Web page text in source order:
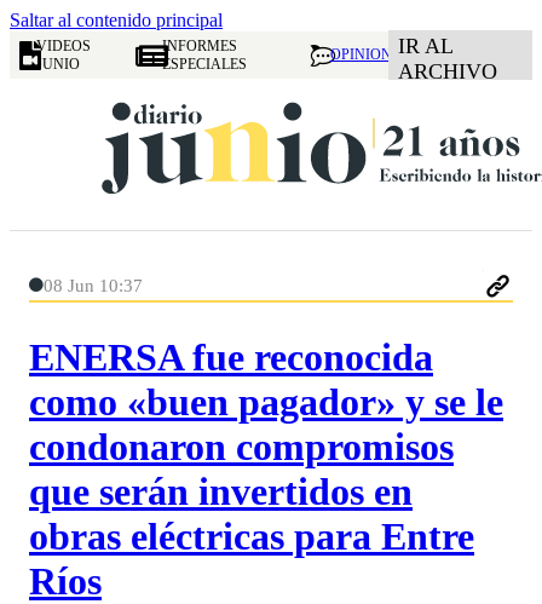
Saltar al contenido principal
VIDEOS
JUNIO
INFORMES
ESPECIALES
OPINION IR AL
ARCHIVO
08 Jun 10:37
ENERSA fue reconocida
como «buen pagador» y se le
condonaron compromisos
que serán invertidos en
obras eléctricas para Entre
Ríos